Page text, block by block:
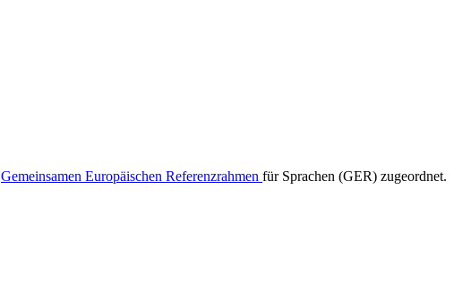
Gemeinsamen Europäischen Referenzrahmen für Sprachen (GER) zugeordnet.